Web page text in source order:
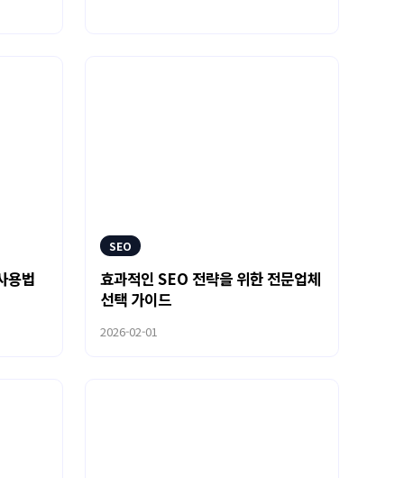
용법
SEO
효과적인 SEO 전략을 위한 전문업체
선택 가이드
2026-02-01